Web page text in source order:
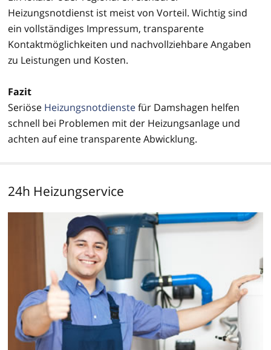
Heizungsnotdienst ist meist von Vorteil. Wichtig sind
ein vollständiges Impressum, transparente
Kontaktmöglichkeiten und nachvollziehbare Angaben
zu Leistungen und Kosten.
Fazit
Seriöse Heizungsnotdienstefür Damshagen helfen
schnell bei Problemen mit der Heizungsanlage und
achten auf eine transparente Abwicklung.
24h Heizungservice